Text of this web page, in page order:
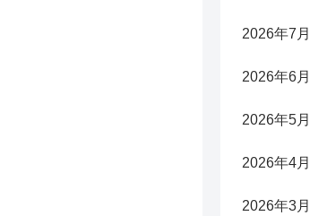
2026年7月
2026年6月
2026年5月
2026年4月
2026年3月